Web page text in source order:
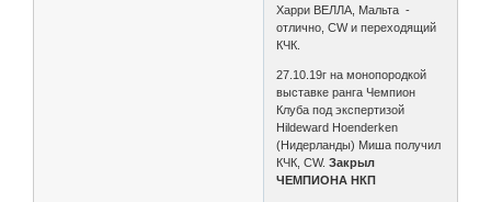
Харри ВЕЛЛА, Мальта -
отлично, CW и переходящий
КЧК.
27.10.19г на монопородкой
выставке ранга Чемпион
Клуба под экспертизой
Hildeward Hoenderken
(Нидерланды) Миша получил
КЧК, CW.Закрыл
ЧЕМПИОНА НКП